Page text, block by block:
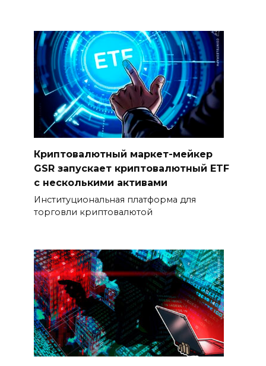
Криптовалютный маркет-мейкер
GSR запускает криптовалютный ETF
с несколькими активами
Институциональная платформа для
торговли криптовалютой